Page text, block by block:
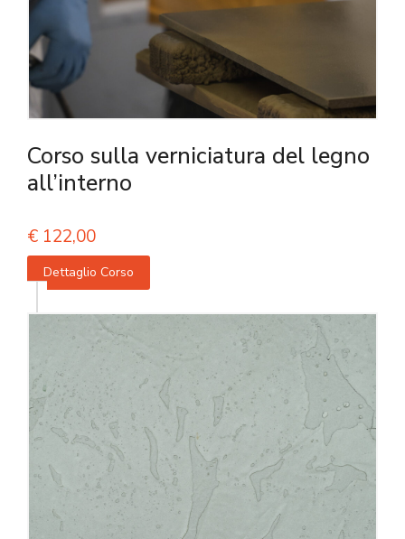
Corso sulla verniciatura del legno
all’interno
€ 122,00
Dettaglio Corso